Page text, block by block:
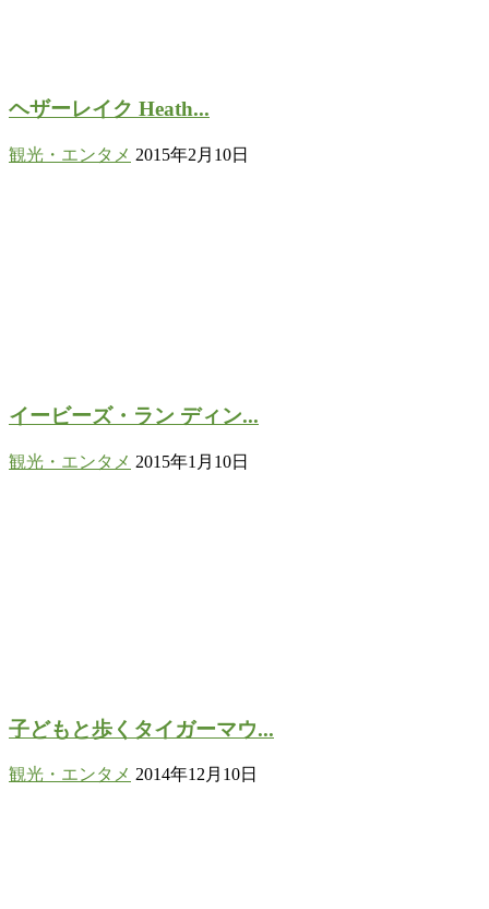
ヘザーレイク Heath...
観光・エンタメ 2015年2月10日
イービーズ・ラン ディン...
観光・エンタメ 2015年1月10日
子どもと歩くタイガーマウ...
観光・エンタメ 2014年12月10日